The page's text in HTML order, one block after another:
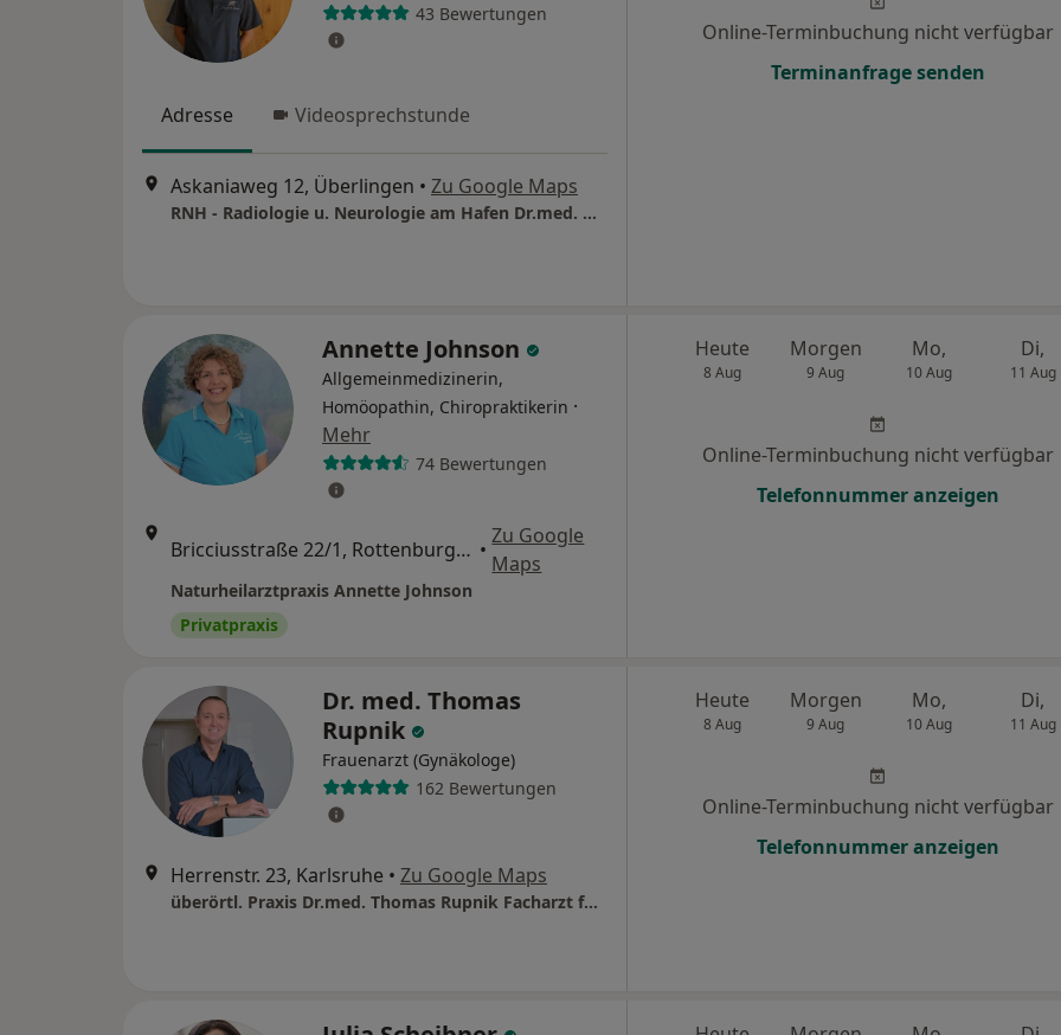
43 Bewertungen
Adresse Videosprechstunde
Askaniaweg 12, Überlingen • Zu Google Maps
RNH - Radiologie u. Neurologie am Hafen Dr.med. Matthias Böhmert
Online-Terminbuchung nicht verfügbar
Terminanfrage senden
Annette Johnson
Allgemeinmedizinerin,
Homöopathin, Chiropraktikerin ·
Mehr
74 Bewertungen
Bricciusstraße 22/1, Rottenburg am Neckar •
Zu Google
Maps
Naturheilarztpraxis Annette Johnson
Privatpraxis
Heute
8 Aug
Morgen
9 Aug
Mo,
10 Aug
Di,
11 Aug
Online-Terminbuchung nicht verfügbar
Telefonnummer anzeigen
Dr. med. Thomas
Rupnik
Frauenarzt (Gynäkologe)
162 Bewertungen
Herrenstr. 23, Karlsruhe • Zu Google Maps
überörtl. Praxis Dr.med. Thomas Rupnik Facharzt für Frauenheilkunde und Geburtshilfe
Heute
8 Aug
Morgen
9 Aug
Mo,
10 Aug
Di,
11 Aug
Online-Terminbuchung nicht verfügbar
Telefonnummer anzeigen